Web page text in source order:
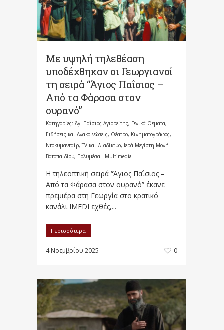
Με υψηλή τηλεθέαση
υποδέχθηκαν οι Γεωργιανοί
τη σειρά “Άγιος Παΐσιος –
Από τα Φάρασα στον
ουρανό”
Κατηγορίες: Άγ. Παΐσιος Αγιορείτης, Γενικά Θέματα,
Ειδήσεις και Ανακοινώσεις, Θέατρο, Κινηματογράφος,
Ντοκυμανταίρ, TV και Διαδίκτυο, Ιερά Μεγίστη Μονή
Βατοπαιδίου, Πολυμέσα - Multimedia
Η τηλεοπτική σειρά “Άγιος Παΐσιος –
Από τα Φάρασα στον ουρανό” έκανε
πρεμιέρα στη Γεωργία στο κρατικό
κανάλι IMEDI εχθές,...
Περισσότερα
4 Νοεμβρίου 2025 0